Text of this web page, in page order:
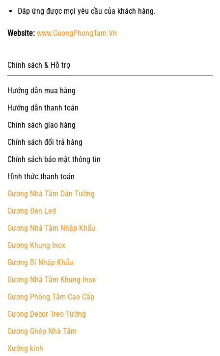
Đáp ứng được mọi yêu cầu của khách hàng.
Website: www.GuongPhongTam.Vn
Chính sách & Hỗ trợ
Hướng dẫn mua hàng
Hướng dẫn thanh toán
Chính sách giao hàng
Chính sách đổi trả hàng
Chính sách bảo mật thông tin
Hình thức thanh toán
Gương Nhà Tắm Dán Tường
Gương Đèn Led
Gương Nhà Tắm Nhập Khẩu
Gương Khung Inox
Gương Bỉ Nhập Khẩu
Gương Nhà Tắm Khung Inox
Gương Phòng Tắm Cao Cấp
Gương Decor Treo Tường
Gương Ghép Nhà Tắm
Xưởng kính